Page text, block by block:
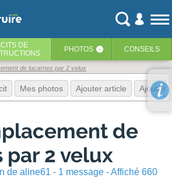
DE
PHOTOS ‹ CONSEILS
de lucarnes par 2 velux
Mes photos Ajouter article Ajouter
de
par 2 velux
de aline61 - 1 message - Affiché 660